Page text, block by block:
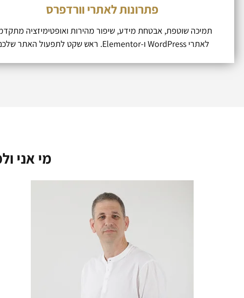
פתרונות לאתרי וורדפרס
תמיכה שוטפת, אבטחת מידע, שיפור מהירות ואופטימיזציה
לאתרי WordPress ו-Elementor. ראש שקט לתפעול האתר שלכם.
מי אני